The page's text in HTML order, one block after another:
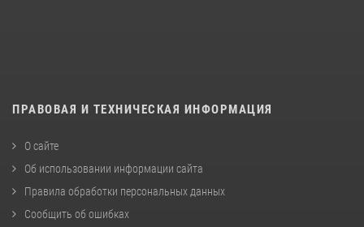
ПРАВОВАЯ И ТЕХНИЧЕСКАЯ ИНФОРМАЦИЯ
О сайте
Об использовании информации сайта
Правила обработки персональных данных
Сообщить об ошибках